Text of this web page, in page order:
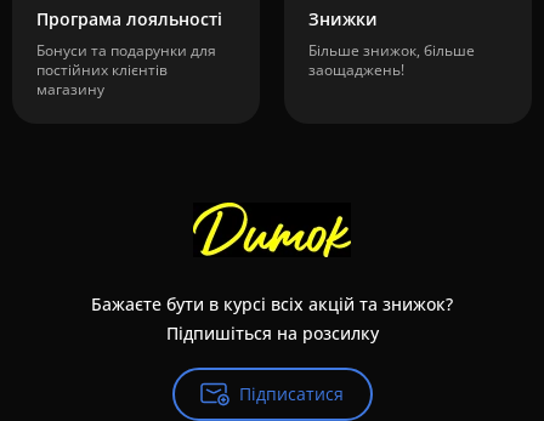
Програма лояльності
Бонуси та подарунки для
постійних клієнтів
магазину
Знижки
Більше знижок, більше
заощаджень!
Бажаєте бути в курсі всіх акцій та знижок?
Підпишіться на розсилку
Підписатися